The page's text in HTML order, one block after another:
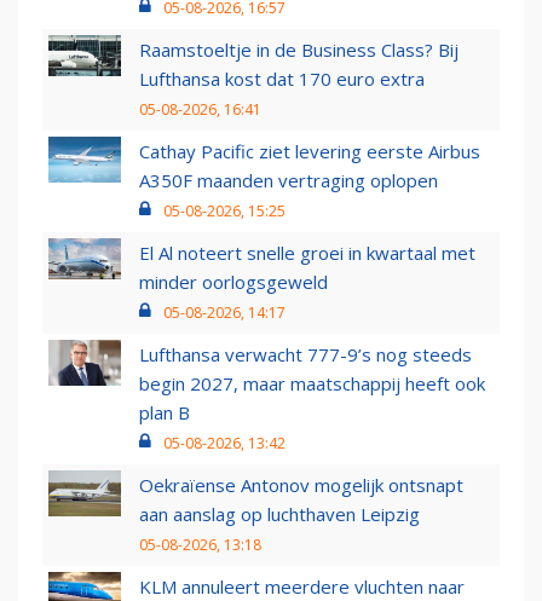
05-08-2026, 16:57
Raamstoeltje in de Business Class? Bij
Lufthansa kost dat 170 euro extra
05-08-2026, 16:41
Cathay Pacific ziet levering eerste Airbus
A350F maanden vertraging oplopen
05-08-2026, 15:25
El Al noteert snelle groei in kwartaal met
minder oorlogsgeweld
05-08-2026, 14:17
Lufthansa verwacht 777-9’s nog steeds
begin 2027, maar maatschappij heeft ook
plan B
05-08-2026, 13:42
Oekraïense Antonov mogelijk ontsnapt
aan aanslag op luchthaven Leipzig
05-08-2026, 13:18
KLM annuleert meerdere vluchten naar